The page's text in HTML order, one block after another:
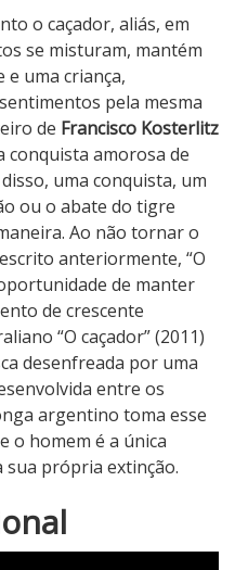
o caçador, aliás, em
se misturam, mantém
e uma criança,
pela mesma
de Francisco Kosterlitz
conquista amorosa de
uma conquista, um
ou o abate do tigre
Ao não tornar o
anteriormente, “O
de manter
de crescente
“O caçador” (2011)
desenfreada por uma
entre os
argentino toma esse
o homem é a única
sua própria extinção.